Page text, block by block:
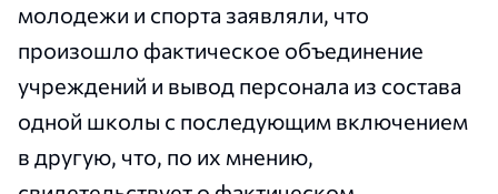
молодежи и спорта заявляли, что
произошло фактическое объединение
учреждений и вывод персонала из состава
одной школы с последующим включением
в другую, что, по их мнению,